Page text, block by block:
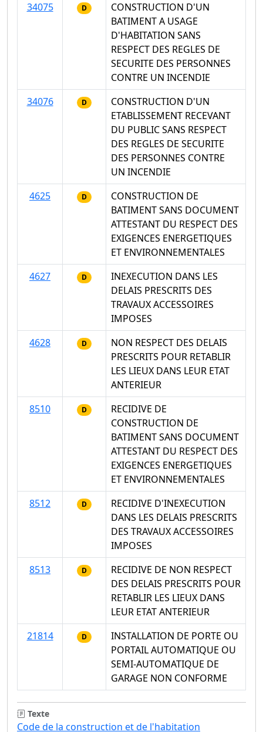
34075
D
CONSTRUCTION D'UN
BATIMENT A USAGE
D'HABITATION SANS
RESPECT DES REGLES DE
SECURITE DES PERSONNES
CONTRE UN INCENDIE
34076
D
CONSTRUCTION D'UN
ETABLISSEMENT RECEVANT
DU PUBLIC SANS RESPECT
DES REGLES DE SECURITE
DES PERSONNES CONTRE
UN INCENDIE
4625
D
CONSTRUCTION DE
BATIMENT SANS DOCUMENT
ATTESTANT DU RESPECT DES
EXIGENCES ENERGETIQUES
ET ENVIRONNEMENTALES
4627
D
INEXECUTION DANS LES
DELAIS PRESCRITS DES
TRAVAUX ACCESSOIRES
IMPOSES
4628
D
NON RESPECT DES DELAIS
PRESCRITS POUR RETABLIR
LES LIEUX DANS LEUR ETAT
ANTERIEUR
8510
D
RECIDIVE DE
CONSTRUCTION DE
BATIMENT SANS DOCUMENT
ATTESTANT DU RESPECT DES
EXIGENCES ENERGETIQUES
ET ENVIRONNEMENTALES
8512
D
RECIDIVE D'INEXECUTION
DANS LES DELAIS PRESCRITS
DES TRAVAUX ACCESSOIRES
IMPOSES
8513
D
RECIDIVE DE NON RESPECT
DES DELAIS PRESCRITS POUR
RETABLIR LES LIEUX DANS
LEUR ETAT ANTERIEUR
21814
D
INSTALLATION DE PORTE OU
PORTAIL AUTOMATIQUE OU
SEMI-AUTOMATIQUE DE
GARAGE NON CONFORME
Texte
Code de la construction et de l'habitation